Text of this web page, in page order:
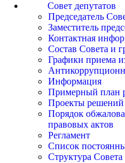
Совет депутатов
Председатель
Заместитель
Контактная
Состав Совета и
Графики приема
Информация
Примерный план
Проекты
Порядок
правовых актов
Регламент
Список
Структура Совета